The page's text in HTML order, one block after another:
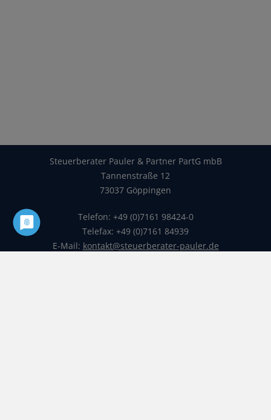
Steuerberater Pauler & Partner PartG mbB
Tannenstraße 12
73037 Göppingen
Telefon: +49 (0)7161 98424-0
Telefax: +49 (0)7161 84939
E-Mail: kontakt@steuerberater-pauler.de